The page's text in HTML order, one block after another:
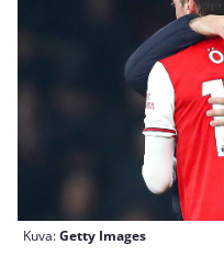
Kuva:Getty Images